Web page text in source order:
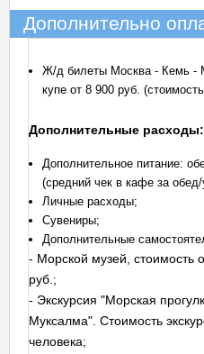
Дополнительно
Ж/д билеты Москва - Кемь -
купе от 8 900 руб.
Дополнительные расходы:
Дополнительное питание:
(средний чек в кафе за
Личные расходы;
Сувениры;
Дополнительные
- Морской музей, стоимость
руб.;
- Экскурсия "Морская
Муксалма". Стоимость
человека;